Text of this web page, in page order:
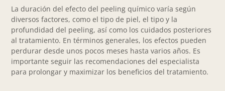
La duración del efecto del peeling químico varía según
diversos factores, como el tipo de piel, el tipo y la
profundidad del peeling, así como los cuidados posteriores
al tratamiento. En términos generales, los efectos pueden
perdurar desde unos pocos meses hasta varios años. Es
importante seguir las recomendaciones del especialista
para prolongar y maximizar los beneficios del tratamiento.